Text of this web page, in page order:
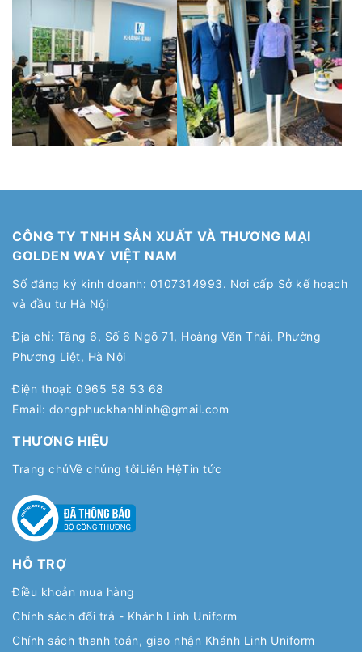
CÔNG TY TNHH SẢN XUẤT VÀ THƯƠNG MẠI
GOLDEN WAY VIỆT NAM
Số đăng ký kinh doanh: 0107314993. Nơi cấp Sở kế hoạch
và đầu tư Hà Nội
Địa chỉ: Tầng 6, Số 6 Ngõ 71, Hoàng Văn Thái, Phường
Phương Liệt, Hà Nội
Điện thoại: 0965 58 53 68
Email: dongphuckhanhlinh@gmail.com
THƯƠNG HIỆU
Trang chủVề chúng tôiLiên HệTin tức
HỖ TRỢ
Điều khoản mua hàng
Chính sách đổi trả - Khánh Linh Uniform
Chính sách thanh toán, giao nhận Khánh Linh Uniform